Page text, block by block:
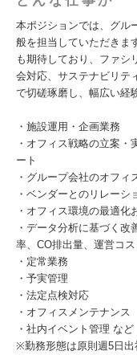
本ポジションでは、グル
般を担当していただきま
も期待しており、ファシ
会対応、サステナビリテ
で切磋琢磨し、幅広い経
・施設運用・企画業務
・オフィス戦略の立案
ート
・グループ会社のオフ
・ベンダーとのリレーシ
・オフィス環境の最適化
・データ分析に基づく
率、CO排出量、運営コス
・定常業務
・予実管理
・法定点検対応
・オフィスメンテナンス
・社内イベント管理 など
※勤務形態は原則週5日出